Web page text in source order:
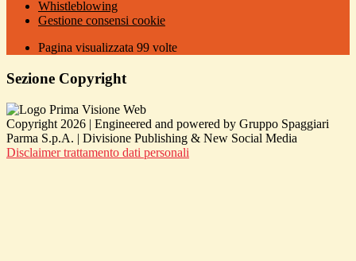
Whistleblowing
Gestione consensi cookie
Pagina visualizzata 99 volte
Sezione Copyright
Copyright 2026 | Engineered and powered by Gruppo Spaggiari
Parma S.p.A. | Divisione Publishing & New Social Media
Disclaimer trattamento dati personali